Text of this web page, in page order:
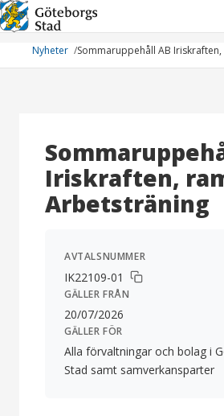
Hoppa
till
innehållNyheter Sommaruppehåll AB
Iriskraften,
Arbetsträning
AVTALSNUMMER
IK22109-01
GÄLLER FRÅN
20/07/2026
GÄLLER FÖR
Alla förvaltningar och bolag i
Stad samt samverkansparter